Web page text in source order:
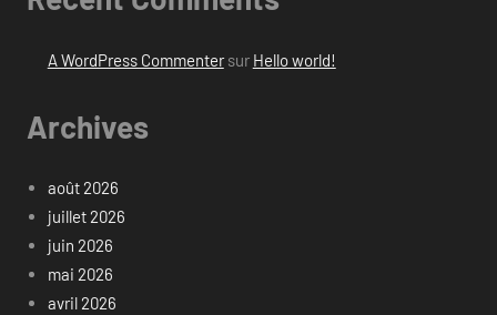
A WordPress Commentersur Hello world!
Archives
août 2026
juillet 2026
juin 2026
mai 2026
avril 2026